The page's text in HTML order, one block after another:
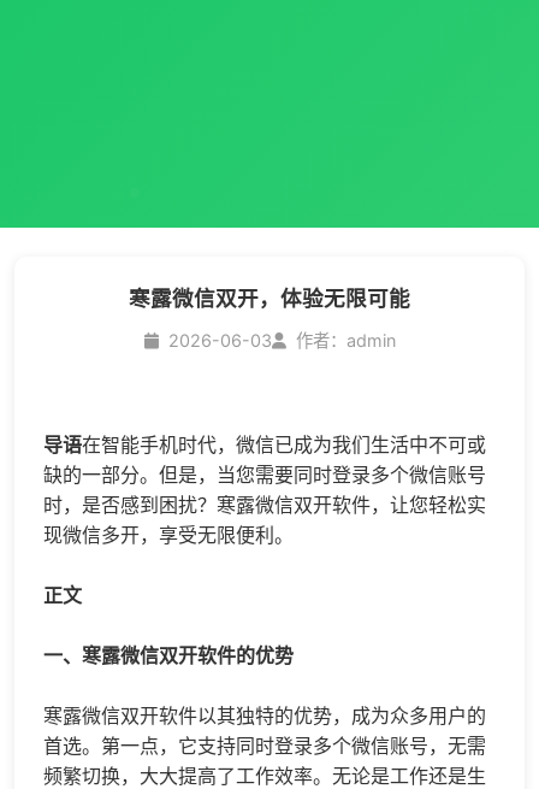
寒露微信双开，体验无限可能
2026-06-03 作者：admin
导语在智能手机时代，微信已成为我们生活中不可或
缺的一部分。但是，当您需要同时登录多个微信账号
时，是否感到困扰？寒露微信双开软件，让您轻松实
现微信多开，享受无限便利。
正文
一、寒露微信双开软件的优势
寒露微信双开软件以其独特的优势，成为众多用户的
首选。第一点，它支持同时登录多个微信账号，无需
频繁切换，大大提高了工作效率。无论是工作还是生